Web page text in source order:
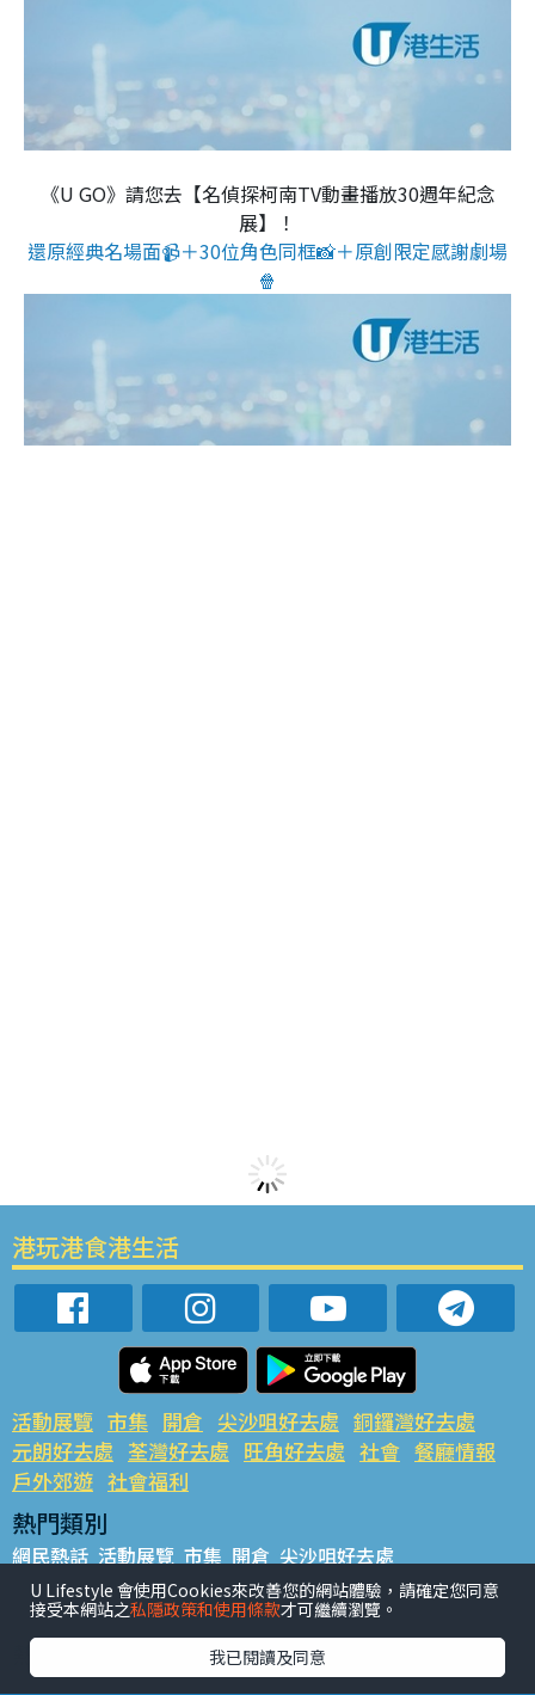
《U GO》請您去【名偵探柯南TV動畫播放30週年紀念
展】！
還原經典名場面📹＋30位角色同框📸＋原創限定感謝劇場
🍿
港玩港食港生活
活動展覽 市集 開倉 尖沙咀好去處 銅鑼灣好去處
元朗好去處 荃灣好去處 旺角好去處 社會 餐廳情報
戶外郊遊 社會福利
熱門類別
網民熱話 活動展覽 市集 開倉 尖沙咀好去處
銅鑼灣好去處 元朗好去處 荃灣好去處 旺角好去處 社會
餐廳情報 戶外郊遊
熱門標籤
#UGO搵好去處 #人氣活動推介 #美食社群熱話
U Lifestyle 會使用Cookies來改善您的網站體驗，請確定您同意
接受本網站之私隱政策和使用條款才可繼續瀏覽。
我已閱讀及同意